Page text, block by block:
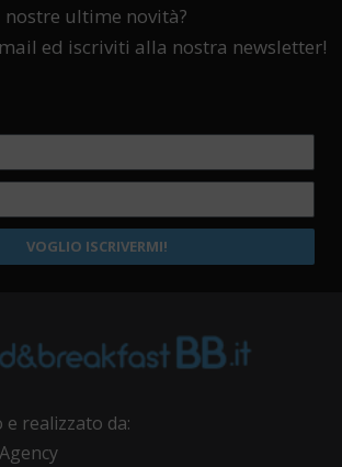
nostre ultime novità?
ed iscriviti alla nostra newsletter!
VOGLIO ISCRIVERMI!
realizzato da: